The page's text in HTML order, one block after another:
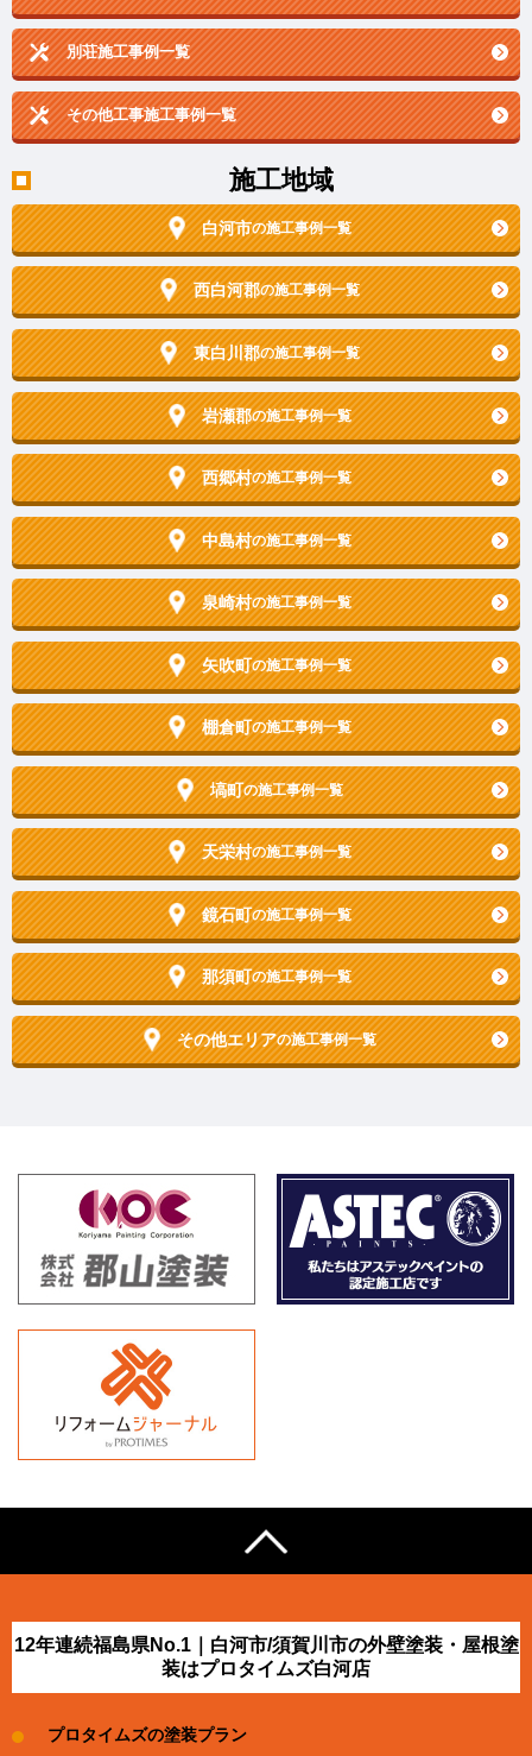
別荘施工事例一覧
その他工事施工事例一覧
施工地域
白河市の施工事例一覧
西白河郡の施工事例一覧
東白川郡の施工事例一覧
岩瀬郡の施工事例一覧
西郷村の施工事例一覧
中島村の施工事例一覧
泉崎村の施工事例一覧
矢吹町の施工事例一覧
棚倉町の施工事例一覧
塙町の施工事例一覧
天栄村の施工事例一覧
鏡石町の施工事例一覧
那須町の施工事例一覧
その他エリアの施工事例一覧
12年連続福島県No.1｜白河市/須賀川市の外壁塗装・屋根塗
装はプロタイムズ白河店
プロタイムズの塗装プラン